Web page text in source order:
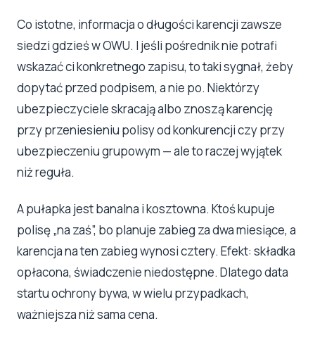
Co istotne, informacja o długości karencji zawsze
siedzi gdzieś w OWU. I jeśli pośrednik nie potrafi
wskazać ci konkretnego zapisu, to taki sygnał, żeby
dopytać przed podpisem, a nie po. Niektórzy
ubezpieczyciele skracają albo znoszą karencję
przy przeniesieniu polisy od konkurencji czy przy
ubezpieczeniu grupowym — ale to raczej wyjątek
niż reguła.
A pułapka jest banalna i kosztowna. Ktoś kupuje
polisę „na zaś”, bo planuje zabieg za dwa miesiące, a
karencja na ten zabieg wynosi cztery. Efekt: składka
opłacona, świadczenie niedostępne. Dlatego data
startu ochrony bywa, w wielu przypadkach,
ważniejsza niż sama cena.